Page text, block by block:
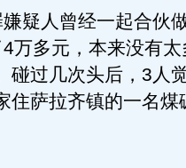
人曾经一起合伙
万多元，本来没有
碰过几次头后，3人
住萨拉齐镇的一名煤